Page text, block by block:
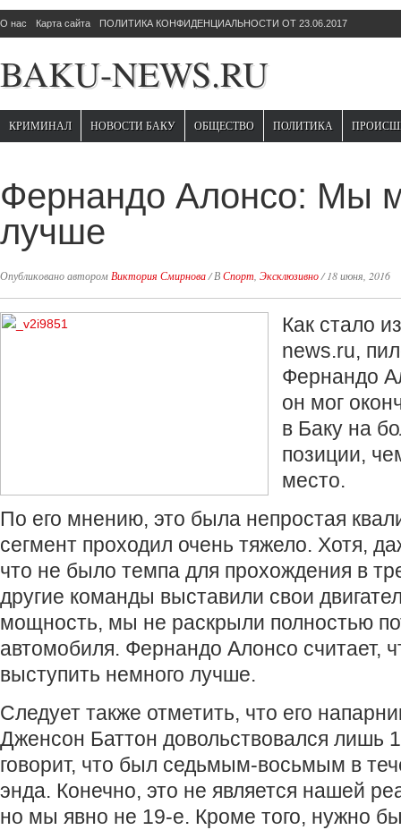
О нас Карта сайта ПОЛИТИКА КОНФИДЕНЦИАЛЬНОСТИ ОТ 23.06.2017
BAKU-NEWS.RU
КРИМИНАЛ НОВОСТИ БАКУ ОБЩЕСТВО ПОЛИТИКА
Фернандо Алонсо: Мы
лучше
Опубликовано автором Виктория Смирнова/ВСпорт Эксклюзивно/18 июня, 2016
Как стало
news.ru,
Фернандо
он мог
в Баку на
позиции,
место.
По его мнению, это была непростая
сегмент проходил очень тяжело. Хотя,
что не было темпа для прохождения в
другие команды выставили свои
мощность, мы не раскрыли полностью
автомобиля. Фернандо Алонсо считает,
выступить немного лучше.
Следует также отметить, что его
Дженсон Баттон довольствовался лишь
говорит, что был седьмым-восьмым в
энда. Конечно, это не является нашей
но мы явно не 19-е. Кроме того, нужно